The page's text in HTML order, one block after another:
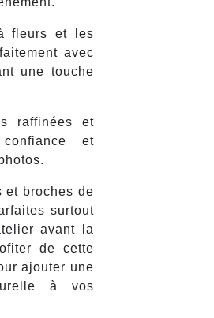
fleurs et les
avec
une touche
raffinées et
et
et broches de
surtout
avant la
de cette
ajouter une
à vos